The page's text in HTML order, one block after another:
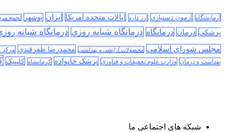
آزمایشگاه آزمون دستیاری ارز دارو ایالات متحده امریکا ایران بوشهر تجمع
پزشکی درمان درمانگاه درمانگاه شبانه روزی درمانگاه شبانه
مجلس شورای اسلامی محصولات آرایشی و بهداشتی محمدرضا ظفرقندی
بهداشت و درمان وزارت علوم تحقیقات و فناوری پزشک خانواده کرمانشاه کلینیک
شبکه های اجتماعی ما